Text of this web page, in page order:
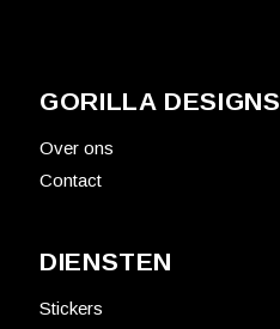
GORILLA DESIGNS
Over ons
Contact
DIENSTEN
Stickers